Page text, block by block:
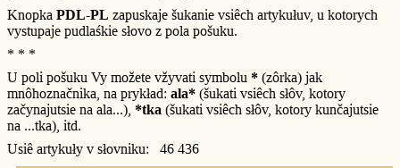
Knopka PDL-PL zapuskaje šukanie vsiêch artykułuv, u kotorych
vystupaje pudlaśkie słovo z pola pošuku.
* * *
U poli pošuku Vy možete vžyvati symbolu * (zôrka) jak
mnôhoznačnika, na prykład: ala* (šukati vsiêch słôv, kotory
začynajutsie na ala...), *tka (šukati vsiêch słôv, kotory kunčajutsie
na ...tka), itd.
Usiê artykuły v słovniku: 46 436